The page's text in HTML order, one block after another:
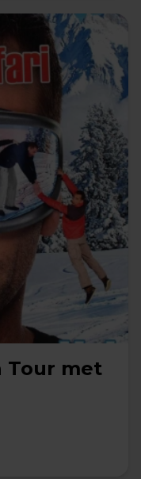
Tour met